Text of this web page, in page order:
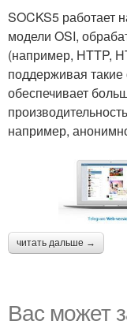
SOCKS5 работает
модели OSI,
(например, HTTP,
поддерживая
обеспечивает
например,
читать дальше →
Вас может